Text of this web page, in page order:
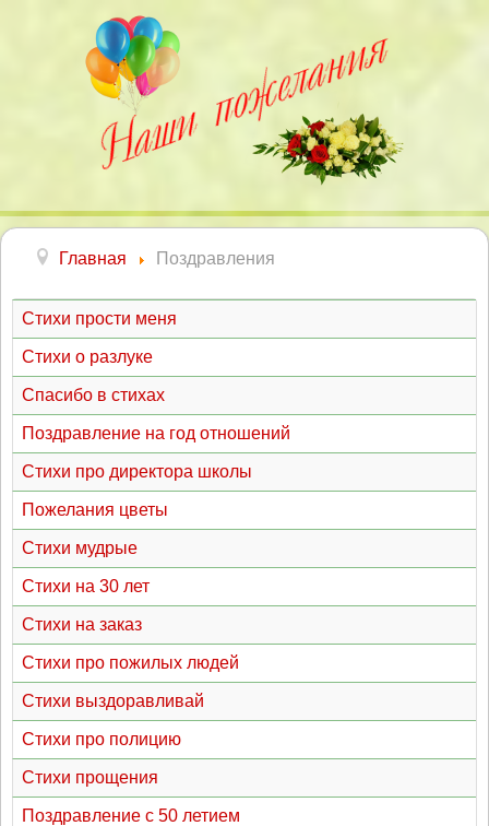
Главная Поздравления
Стихи прости меня
Стихи о разлуке
Спасибо в стихах
Поздравление на год отношений
Стихи про директора школы
Пожелания цветы
Стихи мудрые
Стихи на 30 лет
Стихи на заказ
Стихи про пожилых людей
Стихи выздоравливай
Стихи про полицию
Стихи прощения
Поздравление с 50 летием